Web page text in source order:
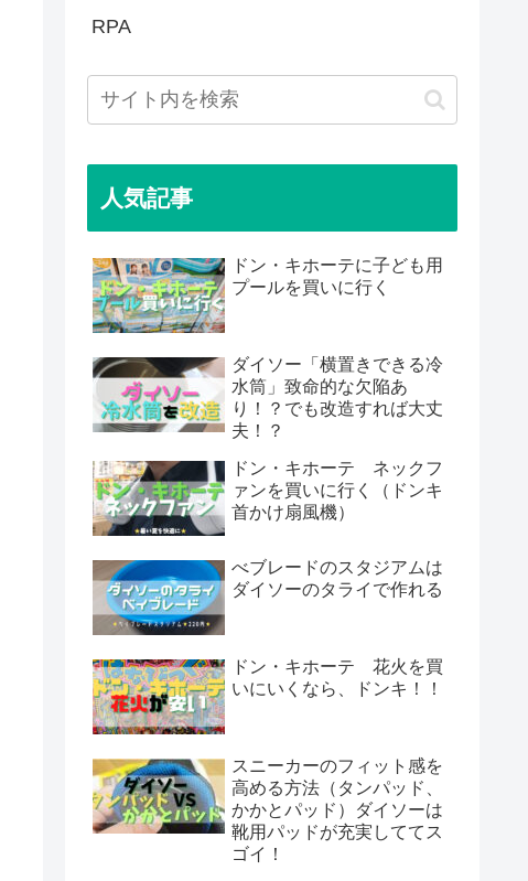
RPA
人気記事
ドン・キホーテに子ども用
プールを買いに行く
ダイソー「横置きできる冷
水筒」致命的な欠陥あ
り！？でも改造すれば大丈
夫！？
ドン・キホーテ ネックフ
ァンを買いに行く（ドンキ
首かけ扇風機）
べブレードのスタジアムは
ダイソーのタライで作れる
ドン・キホーテ 花火を買
いにいくなら、ドンキ！！
スニーカーのフィット感を
高める方法（タンパッド、
かかとパッド）ダイソーは
靴用パッドが充実しててス
ゴイ！